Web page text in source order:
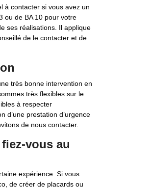
à contacter si vous avez un
ou de BA 10 pour votre
ses réalisations. Il applique
de le contacter et de
très bonne intervention en
très flexibles sur le
à respecter
d’une prestation d’urgence
de nous contacter.
vous au
expérience. Si vous
de créer de placards ou